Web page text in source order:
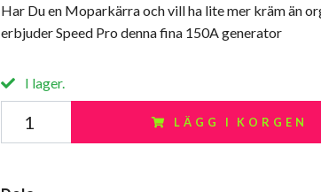
Har Du en Moparkärra och vill ha lite mer kräm än
erbjuder Speed Pro denna fina 150A generator
I lager.
LÄGG I KORGEN